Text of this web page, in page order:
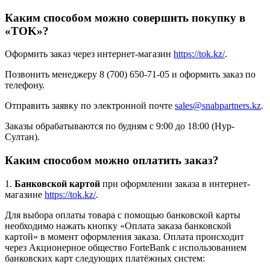
Каким способом можно совершить покупку в
«TOK»?
Оформить заказ через интернет-магазин https://tok.kz/.
Позвонить менеджеру 8 (700) 650-71-05 и оформить заказ по
телефону.
Отправить заявку по электронной почте sales@snabpartners.kz.
Заказы обрабатываются по будням с 9:00 до 18:00 (Нур-
Султан).
Каким способом можно оплатить заказ?
1. Банковской картой при оформлении заказа в интернет-
магазине https://tok.kz/.
Для выбора оплаты товара с помощью банковской карты
необходимо нажать кнопку «Оплата заказа банковской
картой» в момент оформления заказа. Оплата происходит
через Акционерное общество ForteBank с использованием
банковских карт следующих платёжных систем: